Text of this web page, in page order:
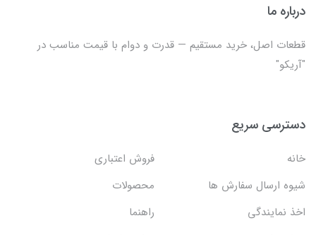
درباره ما
قطعات اصل، خرید مستقیم — قدرت و دوام با قیمت مناسب در
"آریکو"
دسترسی سریع
خانه
فروش اعتباری
شیوه ارسال سفارش ها
محصولات
اخذ نمایندگی
راهنما